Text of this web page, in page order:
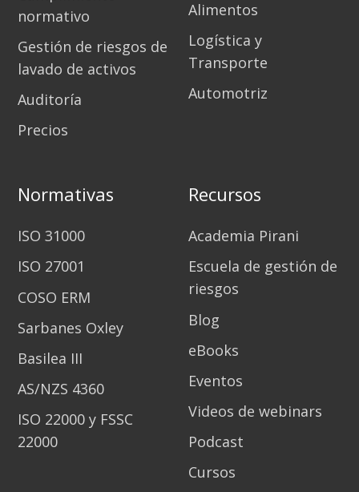
normativo
Gestión de riesgos de
lavado de activos
Auditoría
Precios
Alimentos
Logística y
Transporte
Automotriz
Normativas
ISO 31000
ISO 27001
COSO ERM
Sarbanes Oxley
Basilea III
AS/NZS 4360
ISO 22000 y FSSC
22000
Recursos
Academia Pirani
Escuela de gestión de
riesgos
Blog
eBooks
Eventos
Videos de webinars
Podcast
Cursos